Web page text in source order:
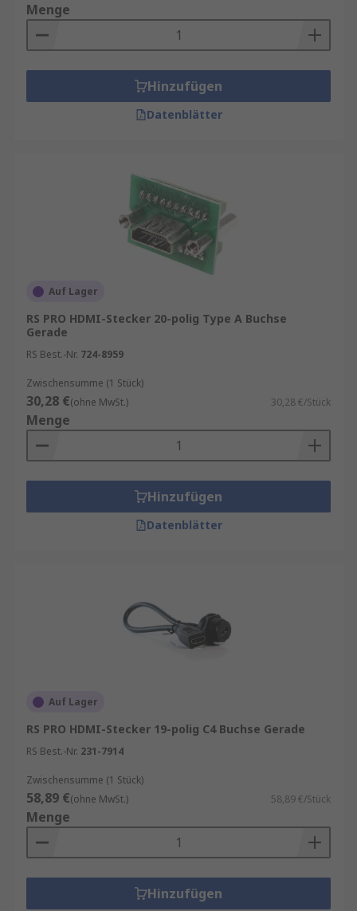
Menge
Hinzufügen
Datenblätter
Auf Lager
RS PRO HDMI-Stecker 20-polig Type A Buchse
Gerade
RS Best.-Nr. 724-8959
Zwischensumme (1 Stück)
30,28 €(ohne MwSt.) 30,28 €/Stück
Menge
Hinzufügen
Datenblätter
Auf Lager
RS PRO HDMI-Stecker 19-polig C4 Buchse Gerade
RS Best.-Nr. 231-7914
Zwischensumme (1 Stück)
58,89 €(ohne MwSt.) 58,89 €/Stück
Menge
Hinzufügen